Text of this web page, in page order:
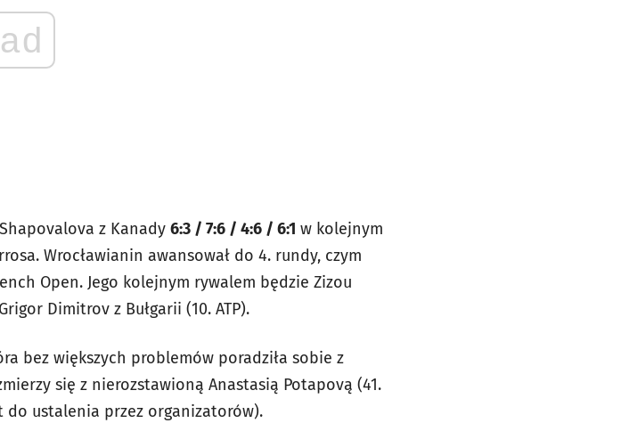
ad
z Kanady 6:3 / 7:6 / 4:6 / 6:1 w kolejnym
Wrocławianin awansował do 4. rundy, czym
Open. Jego kolejnym rywalem będzie Zizou
Grigor Dimitrov z Bułgarii (10. ATP).
bez większych problemów poradziła sobie z
się z nierozstawioną Anastasią Potapovą (41.
do ustalenia przez organizatorów).